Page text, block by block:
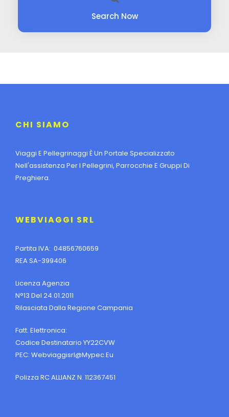
Search Now
CHI SIAMO
Viaggi E Pellegrinaggi È Un Portale Specializzato
Nell'assistenza Per I Pellegrini, Parrocchie E Gruppi Di
Preghiera.
WEBVIAGGI SRL
Partita IVA: 04856760659
REA SA-399406
Licenza Agenzia
N°13 Del 24.01.2011
Rilasciata Dalla Regione Campania
Fatt. Elettronica:
Codice Destinatario YY22CVW
PEC: Webviaggisrl@mypec.eu
Polizza RC ALLIANZ N. 112367451